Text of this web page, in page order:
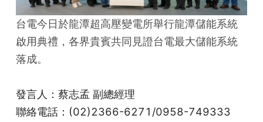
台電今日於龍潭超高壓變電所舉行龍潭儲能系統
啟用典禮，各界貴賓共同見證台電最大儲能系統
落成。
發言人：蔡志孟 副總經理
聯絡電話：(02)2366-6271/0958-749333